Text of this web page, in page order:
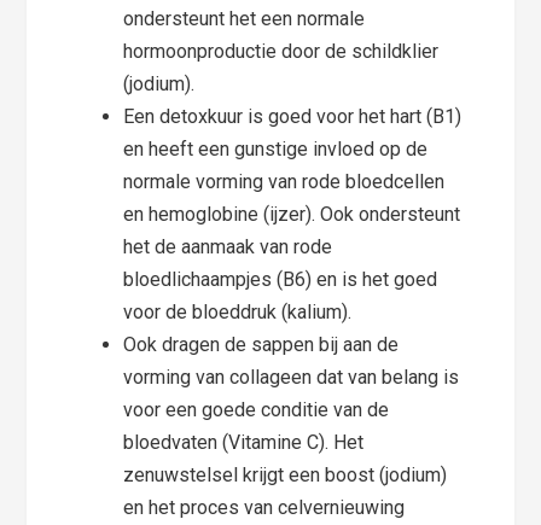
ondersteunt het een normale
hormoonproductie door de schildklier
(jodium).
Een detoxkuur is goed voor het hart (B1)
en heeft een gunstige invloed op de
normale vorming van rode bloedcellen
en hemoglobine (ijzer). Ook ondersteunt
het de aanmaak van rode
bloedlichaampjes (B6) en is het goed
voor de bloeddruk (kalium).
Ook dragen de sappen bij aan de
vorming van collageen dat van belang is
voor een goede conditie van de
bloedvaten (Vitamine C). Het
zenuwstelsel krijgt een boost (jodium)
en het proces van celvernieuwing